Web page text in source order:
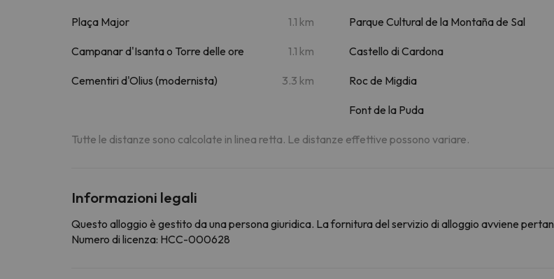
Plaça Major 1.1 km
Campanar d'Isanta o Torre delle ore 1.1 km
Cementiri d'Olius (modernista) 3.3 km
Parque Cultural de la Montaña de Sal
Castello di Cardona
Roc de Migdia
Font de la Puda
Tutte le distanze sono calcolate in linea retta. Le distanze effettive possono variare.
Informazioni legali
Questo alloggio è gestito da una persona giuridica. La fornitura del servizio di alloggio avviene
Numero di licenza: HCC-000628